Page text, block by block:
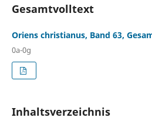
Gesamtvolltext
Oriens christianus, Band 63,
0a-0g
Inhaltsverzeichnis